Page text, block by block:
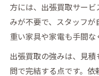
方には、出張買取サー
みが不要で、スタッフが
重い家具や家電も手間な
出張買取の強みは、見
問で完結する点です。